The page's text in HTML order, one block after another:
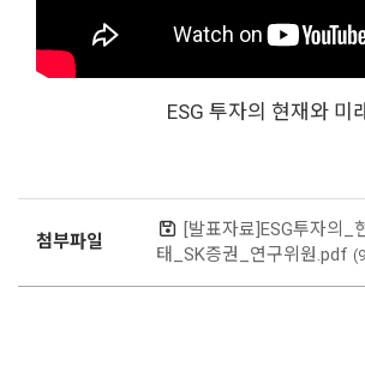
ESG 투자의 현재와 미
첨부파일
[발표자료]ESG투자의_
태_SK증권_연구위원.pdf